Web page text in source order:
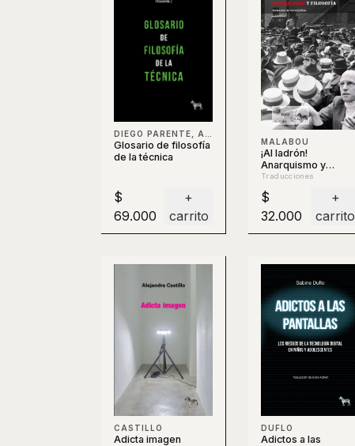
Glosario de filosofía
de la técnica
$
69.000
+
carrito
MALABOU
¡Al ladrón!
Anarquismo y
filosofía
Traducciones
$
32.000
+
carrito
CASTILLO
Adicta imagen
DUFLO
Adictos a las